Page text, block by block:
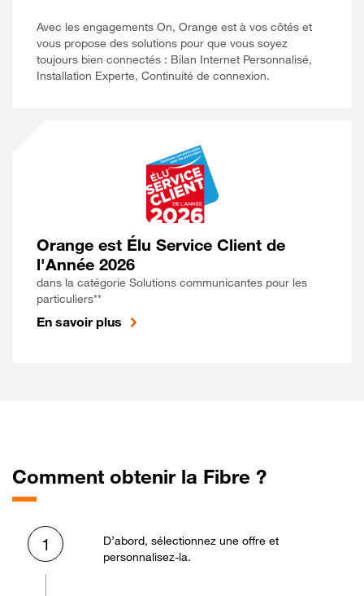
Avec les engagements On, Orange est à vos côtés et
vous propose des solutions pour que vous soyez
toujours bien connectés : Bilan Internet Personnalisé,
Installation Experte, Continuité de connexion.
Orange est Élu Service Client de
l'Année 2026
dans la catégorie Solutions communicantes pour les
particuliers**
En savoir plus
Comment obtenir la Fibre ?
1
D’abord, sélectionnez une offre et
personnalisez-la.